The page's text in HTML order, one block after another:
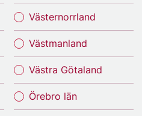
Västernorrland
Västmanland
Västra Götaland
Örebro län